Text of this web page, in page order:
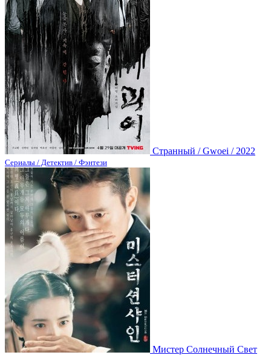
Странный / Gwoei / 2022
Сериалы / Детектив / Фэнтези
Мистер Солнечный Свет